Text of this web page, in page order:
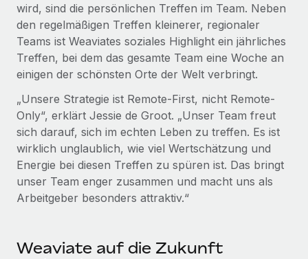
wird, sind die persönlichen Treffen im Team. Neben
den regelmäßigen Treffen kleinerer, regionaler
Teams ist Weaviates soziales Highlight ein jährliches
Treffen, bei dem das gesamte Team eine Woche an
einigen der schönsten Orte der Welt verbringt.
„Unsere Strategie ist Remote-First, nicht Remote-
Only“, erklärt Jessie de Groot. „Unser Team freut
sich darauf, sich im echten Leben zu treffen. Es ist
wirklich unglaublich, wie viel Wertschätzung und
Energie bei diesen Treffen zu spüren ist. Das bringt
unser Team enger zusammen und macht uns als
Arbeitgeber besonders attraktiv.“
Weaviate auf die Zukunft